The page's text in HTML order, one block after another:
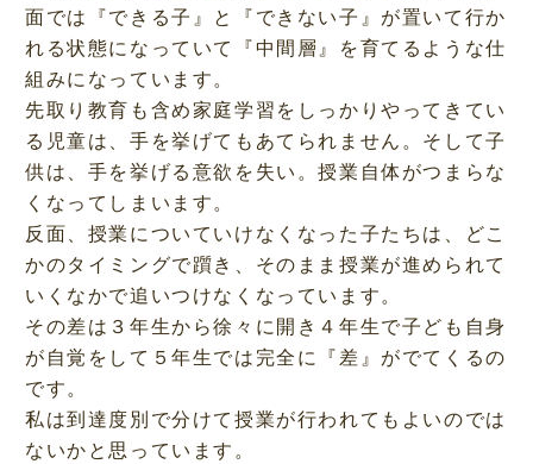
面では『できる子』と『できない子』が置いて行か
れる状態になっていて『中間層』を育てるような仕
組みになっています。
先取り教育も含め家庭学習をしっかりやってきてい
る児童は、手を挙げてもあてられません。そして子
供は、手を挙げる意欲を失い。授業自体がつまらな
くなってしまいます。
反面、授業についていけなくなった子たちは、どこ
かのタイミングで躓き、そのまま授業が進められて
いくなかで追いつけなくなっています。
その差は３年生から徐々に開き４年生で子ども自身
が自覚をして５年生では完全に『差』がでてくるの
です。
私は到達度別で分けて授業が行われてもよいのでは
ないかと思っています。